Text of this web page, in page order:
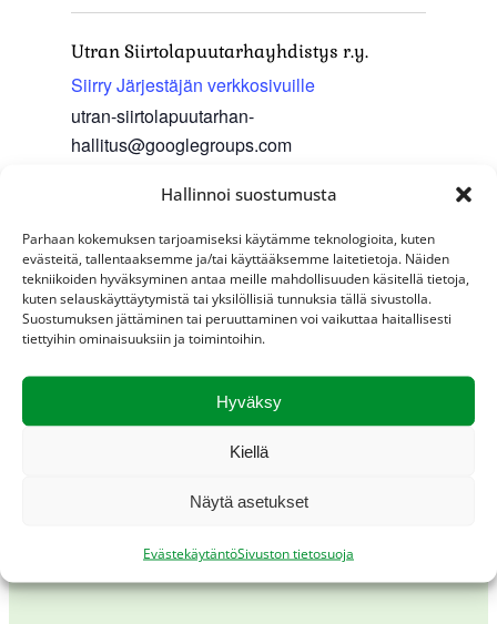
Hallinnoi suostumusta
Parhaan kokemuksen tarjoamiseksi käytämme teknologioita, kuten
evästeitä, tallentaaksemme ja/tai käyttääksemme laitetietoja. Näiden
tekniikoiden hyväksyminen antaa meille mahdollisuuden käsitellä tietoja,
kuten selauskäyttäytymistä tai yksilöllisiä tunnuksia tällä sivustolla.
Suostumuksen jättäminen tai peruuttaminen voi vaikuttaa haitallisesti
tiettyihin ominaisuuksiin ja toimintoihin.
Hyväksy
Kiellä
Näytä asetukset
EvästekäytäntöSivuston tietosuoja
Utran Siirtolapuutarhayhdistys r.y.
Siirry Järjestäjän verkkosivuille
utran-siirtolapuutarhan-
hallitus@googlegroups.com
Lisää kalenteriin